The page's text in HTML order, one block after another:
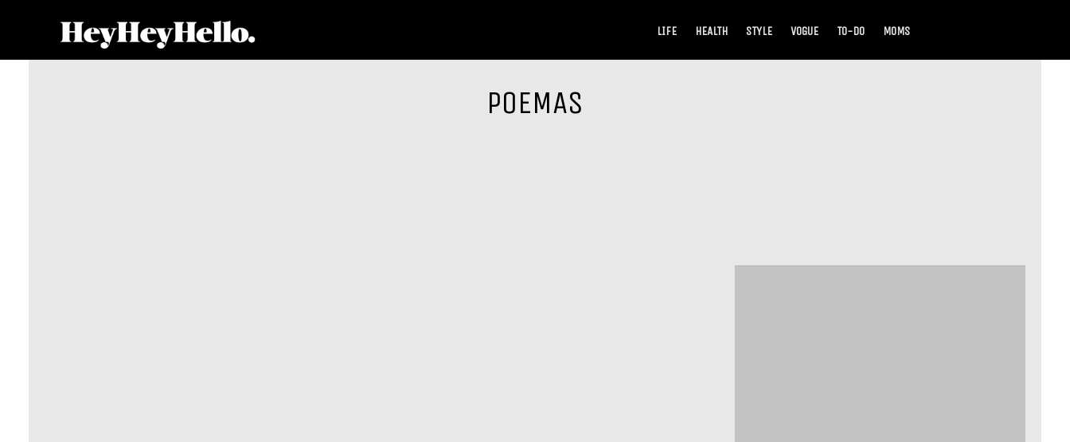
LIFE HEALTH STYLE VOGUE TO-DO MOMS
POEMAS